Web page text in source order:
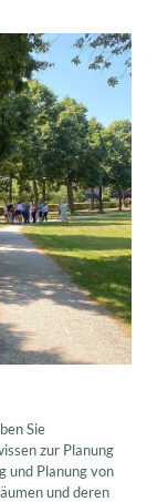
Sie
zur Planung
und Planung von
und deren